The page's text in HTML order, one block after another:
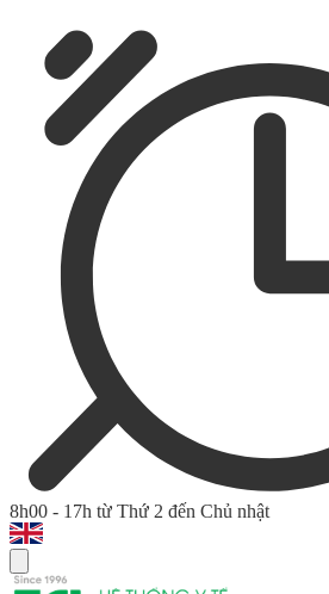
8h00 - 17h từ Thứ 2 đến Chủ nhật